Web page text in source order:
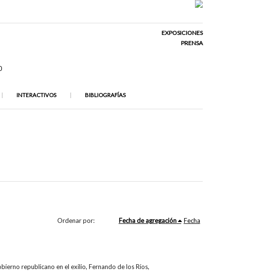
EXPOSICIONES
PRENSA
INTERACTIVOS BIBLIOGRAFÍAS
Ordenar por: Fecha de agregación Fecha
republicano en el exilio, Fernando de los Ríos,